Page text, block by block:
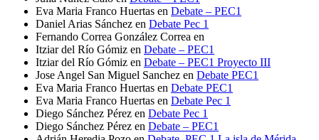
Eva Maria Franco Huertas en Debate – PEC1
Daniel Arias Sánchez en Debate Pec 1
Fernando Correa González Correa en
Itziar del Río Gómiz en Debate – PEC1
Itziar del Río Gómiz en Debate – PEC1 Proyecto III
Jose Angel San Miguel Sanchez en Debate PEC1
Eva Maria Franco Huertas en Debate PEC1
Eva Maria Franco Huertas en Debate Pec 1
Diego Sánchez Pérez en Debate Pec 1
Diego Sánchez Pérez en Debate – PEC1